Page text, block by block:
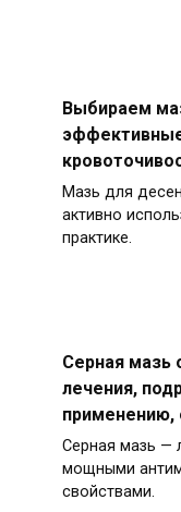
Выбираем
Мазь для
активно
практике.
Серная мазь
лечения,
применению,
Серная мазь —
мощными
свойствами.